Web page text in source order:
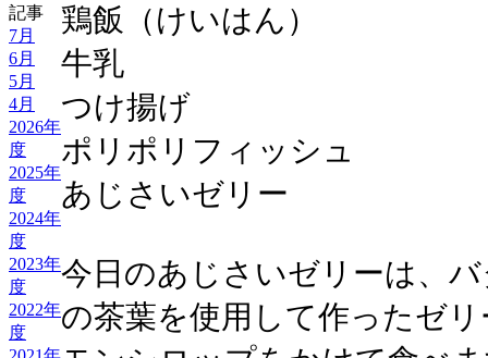
記事
7月
6月
5月
4月
2026年
度
2025年
度
2024年
度
2023年
度
2022年
度
鶏飯（けいはん）
牛乳
つけ揚げ
ポリポリフィッシュ
あじさいゼリー
今日のあじさいゼリーは、
の茶葉を使用して作ったゼ